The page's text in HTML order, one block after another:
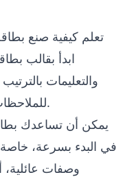
تعلم كيفية صنع
ابدأ بقالب
والتعليمات
للملاحظات التي تجعل الوصفة خاصة بك.
يمكن أن تساعدك
في البدء بسرعة،
وصفات عائلية،